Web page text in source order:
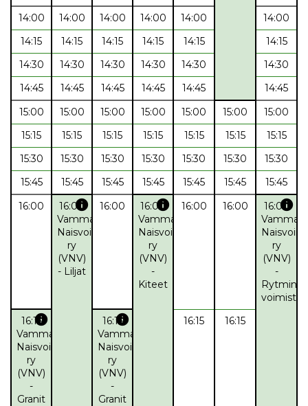
14:00 14:00 14:00 14:00 14:00
14:00
14:15
14:15 14:15 14:15 14:15
14:15
14:30
14:30 14:30 14:30 14:30
14:30
14:45
14:45 14:45 14:45 14:45
14:45
15:00
15:00 15:00 15:00 15:00 15:00
15:00
15:15
15:15 15:15 15:15 15:15 15:15
15:15
15:30
15:30 15:30 15:30 15:30 15:30
15:30
15:45
15:45 15:45 15:45 15:45 15:45
15:45
16:00
16:00info
Vammalan
Naisvoimistelijat
ry
(VNV)
- Liljat
16:00 16:00info
Vammalan
Naisvoimistelijat
ry
(VNV)
-
Kiteet
16:00 16:00 16:00info
ry
(VNV)
-
16:15info
Vammalan
Naisvoimistelijat
ry
(VNV)
-
Granit
16:15info
Vammalan
Naisvoimistelijat
ry
(VNV)
-
Granit
16:15 16:15